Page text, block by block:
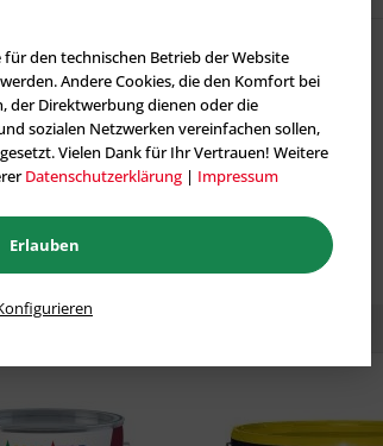
142,11 €
aus der Kategorie Innenfarben
den technischen Betrieb der Website
Andere Cookies, die den Komfort bei
der Direktwerbung dienen oder die
sozialen Netzwerken vereinfachen sollen,
Vielen Dank für Ihr Vertrauen! Weitere
Datenschutzerklärung | Impressum
Erlauben